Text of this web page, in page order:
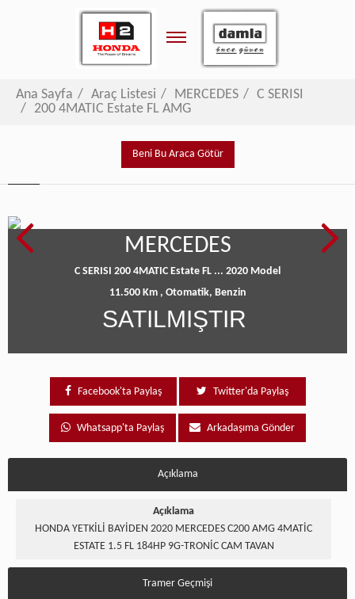
Toggle
navigation
Ana Sayfa Araç Listesi MERCEDES
C SERISI
200 4MATIC Estate FL AMG
Beni Bu Araca Götür
MERCEDES
C SERISI 200 4MATIC Estate FL ... 2020 Model
11.500 Km , Otomatik, Benzin
SATILMIŞTIR
Facebook'ta Paylaş Twitter'da Paylaş
Whatsapp'ta Paylaş Arkadaşıma Gönder
Açıklama
Açıklama
HONDA YETKİLİ BAYİDEN 2020 MERCEDES C200 AMG 4MATİC
ESTATE 1.5 FL 184HP 9G-TRONİC CAM TAVAN
Tramer Geçmişi